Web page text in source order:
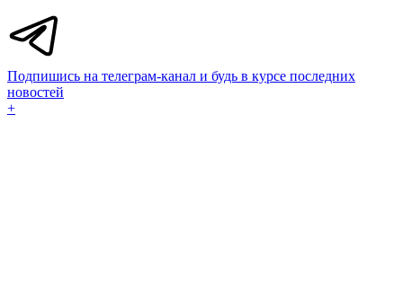
Подпишись на телеграм-канал и будь в курсе последних
новостей
+